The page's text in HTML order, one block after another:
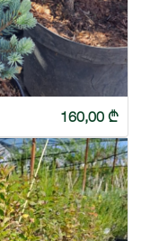
160,00 ₾